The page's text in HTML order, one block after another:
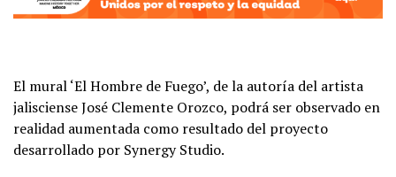
El mural ‘El Hombre de Fuego’, de la autoría del artista
jalisciense José Clemente Orozco, podrá ser observado en
realidad aumentada como resultado del proyecto
desarrollado por Synergy Studio.